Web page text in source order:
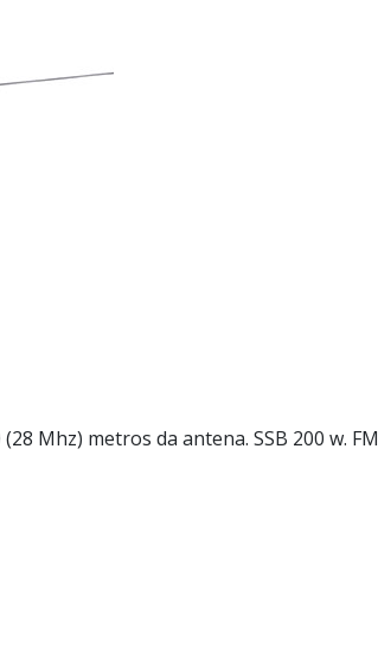
Mhz) metros da antena. SSB 200 w. FM